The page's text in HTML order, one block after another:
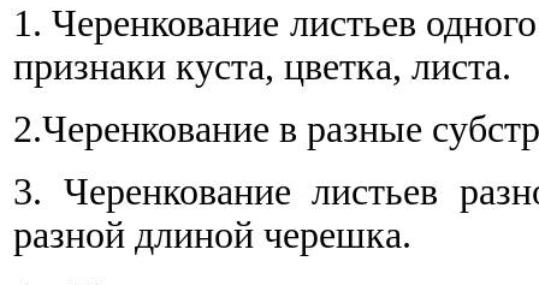
1. Черенкование листьев
признаки куста, цветка, листа.
2.Черенкование в разные
3. Черенкование листьев
разной длиной черешка.